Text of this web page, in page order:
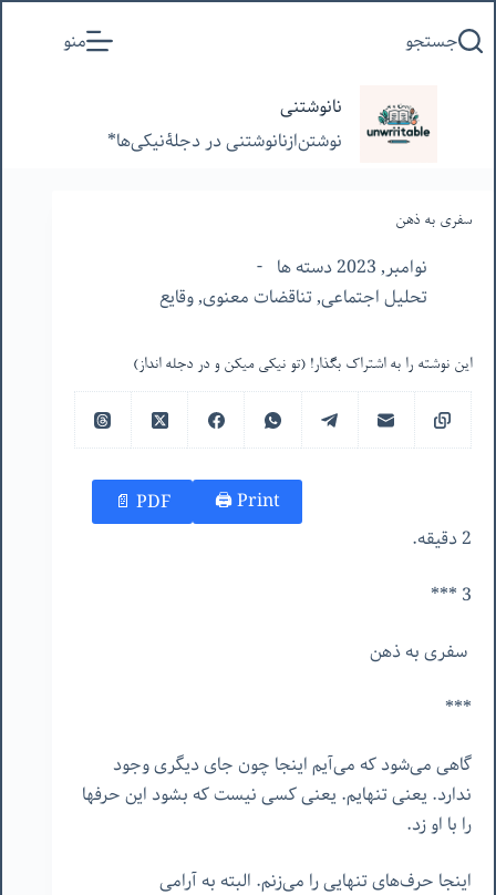
به
جستجو منو
نانوشتنی
نوشتن‌از‌نانوشتنی‌ در‌ دجلۀنیکی‌ها*
سفری به ذهن
نوامبر, 2023 دسته ها
تحلیل اجتماعی,تناقضات معنوی,وقایع
این نوشته را به اشتراک بگذار! (تو نیکی میکن و در دجله انداز)
Print 🖨
PDF 📄
2 دقیقه.
3 ***
سفری به ذهن
***
گاهی می‌شود که می‌آیم اینجا چون جای دیگری وجود
ندارد. یعنی تنهایم. یعنی کسی نیست که بشود این حرفها
را با او زد.
اینجا حرف‌های تنهایی را می‌زنم. البته به آرامی